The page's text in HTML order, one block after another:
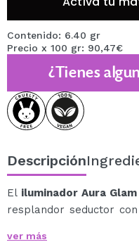
Contenido: 6.40 gr
Precio x 100 gr: 90,47€
¿Tienes
Descripción
El iluminador Aura
resplandor seductor
Su textura
ver más